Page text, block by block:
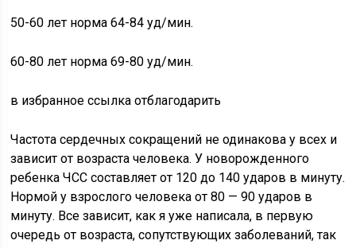
50-60 лет норма 64-84 уд/мин.
60-80 лет норма 69-80 уд/мин.
в избранное ссылка отблагодарить
Частота сердечных сокращений не одинакова у всех и
зависит от возраста человека. У новорожденного
ребенка ЧСС составляет от 120 до 140 ударов в минуту.
Нормой у взрослого человека от 80 — 90 ударов в
минуту. Все зависит, как я уже написала, в первую
очередь от возраста, сопутствующих заболеваний, так